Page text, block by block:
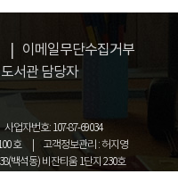
5. Thus feeding
5th week is the
이메일무단수집거부
도서관 담당자
사업자번호: 107-87-69034
호
고객정보관리 : 허지영
백석동) 비잔티움 1단지 230호